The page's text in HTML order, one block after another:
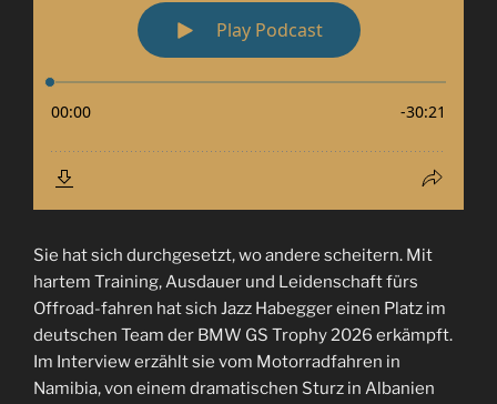
Sie hat sich durchgesetzt, wo andere scheitern. Mit
hartem Training, Ausdauer und Leidenschaft fürs
Offroad-fahren hat sich Jazz Habegger einen Platz im
deutschen Team der BMW GS Trophy 2026 erkämpft.
Im Interview erzählt sie vom Motorradfahren in
Namibia, von einem dramatischen Sturz in Albanien